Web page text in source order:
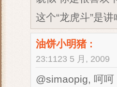
这个“龙虎斗”是讲
油饼小明猪:
23:1123 5 月, 2009
@simaopig, 呵